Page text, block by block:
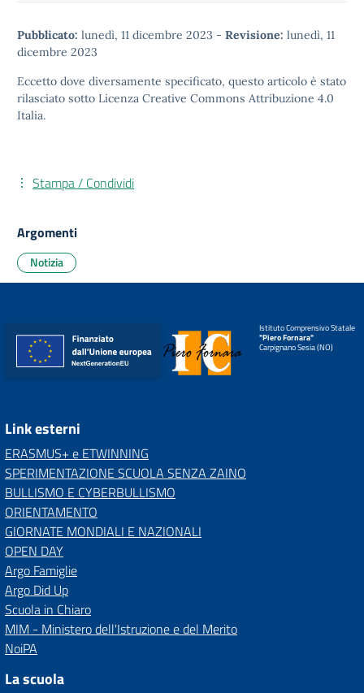
Pubblicato: lunedì, 11 dicembre 2023 - Revisione: lunedì, 11
dicembre 2023
Eccetto dove diversamente specificato, questo articolo è stato
rilasciato sotto Licenza Creative Commons Attribuzione 4.0
Italia.
Stampa / Condividi
Argomenti
Notizia
Istituto Comprensivo Statale
"Piero Fornara"
Carpignano Sesia (NO)
Link esterni
ERASMUS+ e ETWINNING
SPERIMENTAZIONE SCUOLA SENZA ZAINO
BULLISMO E CYBERBULLISMO
ORIENTAMENTO
GIORNATE MONDIALI E NAZIONALI
OPEN DAY
Argo Famiglie
Argo Did Up
Scuola in Chiaro
MIM - Ministero dell'Istruzione e del Merito
NoiPA
La scuola